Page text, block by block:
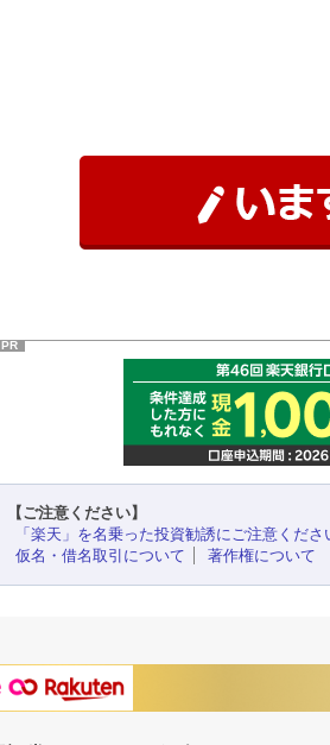
PR
【ご注意ください】
「楽天」を名乗った投資勧誘にご注意くださ
仮名・借名取引について
著作権について